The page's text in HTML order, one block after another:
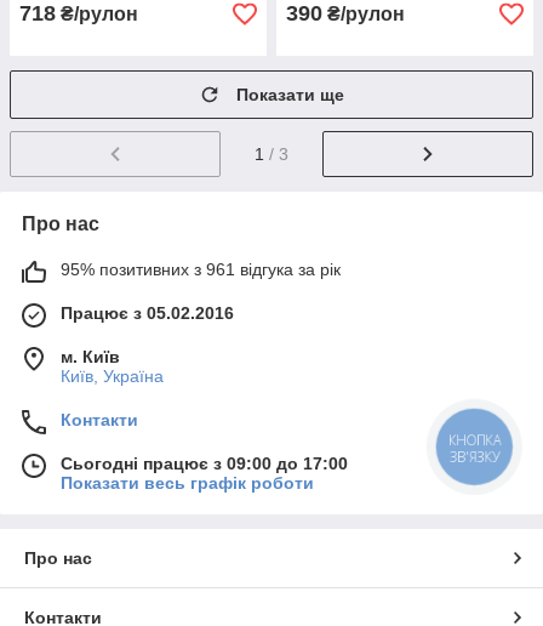
718 ₴/рулон 390 ₴/рулон
Показати ще
1 / 3
Про нас
95% позитивних з 961 відгука за рік
Працює з 05.02.2016
м. Київ
Київ, Україна
Контакти
Сьогодні працює з 09:00 до 17:00
Показати весь графік роботи
Про нас
Контакти
КНОПКА
ЗВ'ЯЗКУ